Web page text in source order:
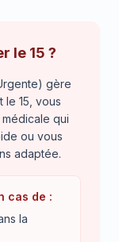
le 15 ?
gère
le 15, vous
qui
ou vous
adaptée.
cas de :
la